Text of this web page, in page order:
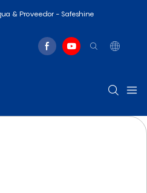
& Proveedor - Safeshine